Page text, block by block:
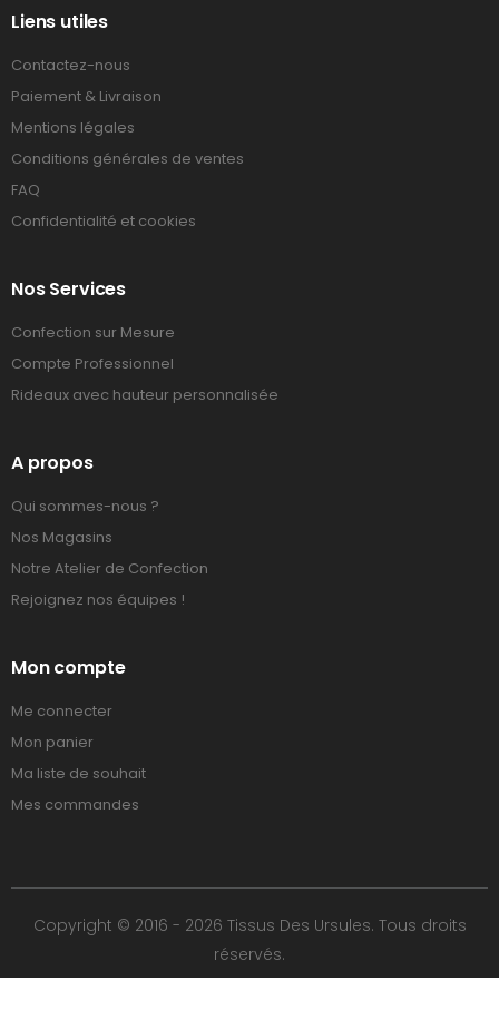
Liens utiles
Contactez-nous
Paiement & Livraison
Mentions légales
Conditions générales de ventes
FAQ
Confidentialité et cookies
Nos Services
Confection sur Mesure
Compte Professionnel
Rideaux avec hauteur personnalisée
A propos
Qui sommes-nous ?
Nos Magasins
Notre Atelier de Confection
Rejoignez nos équipes !
Mon compte
Me connecter
Mon panier
Ma liste de souhait
Mes commandes
Copyright © 2016 - 2026 Tissus Des Ursules. Tous droits
réservés.